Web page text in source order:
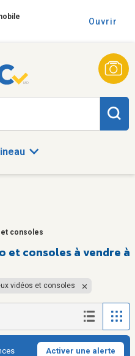
Ouvrir
consoles
et consoles à vendre à
vidéos et consoles
Activer une alerte